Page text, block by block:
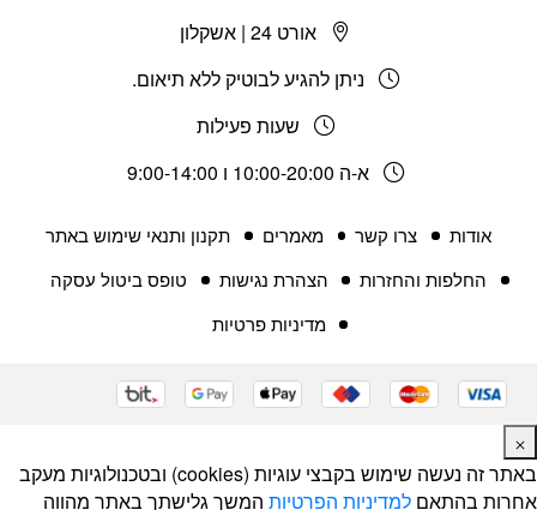
אודות צרו קשר מאמרים
תקנון ותנאי שימוש באתר
החלפות והחזרות
הצהרת נגישות
טופס ביטול עסקה
מדיניות פרטיות
אורט 24 | אשקלון
ניתן להגיע לבוטיק ללא תיאום.
שעות פעילות
א-ה 10:00-20:00 ו 9:00-14:00
באתר זה נעשה שימוש בקבצי עוגיות (cookies) ובטכנולוגיות מעקב
אחרות בהתאם למדיניות הפרטיות המשך גלישתך באתר מהווה